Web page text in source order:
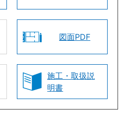
図面PDF
施工・取扱説
明書